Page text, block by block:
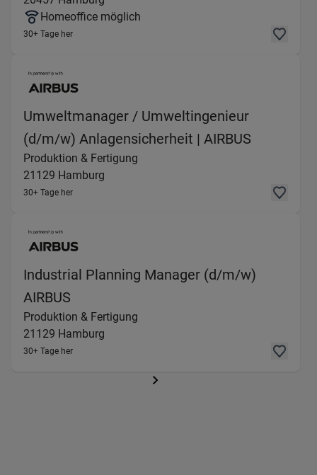
Homeoffice möglich
30+ Tage her
Umweltmanager / Umweltingenieur
(d/m/w) Anlagensicherheit | AIRBUS
Produktion & Fertigung
21129 Hamburg
30+ Tage her
Industrial Planning Manager (d/m/w)
AIRBUS
Produktion & Fertigung
21129 Hamburg
30+ Tage her